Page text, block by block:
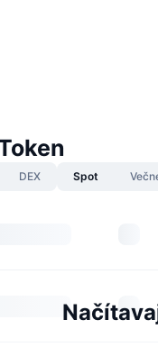
DEX Spot